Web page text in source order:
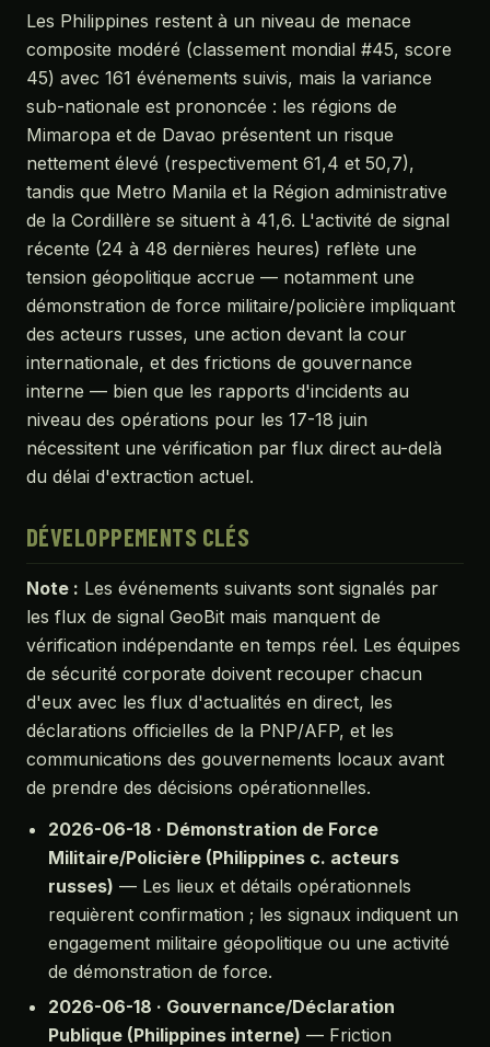
Les Philippines restent à un niveau de menace
composite modéré (classement mondial #45, score
45) avec 161 événements suivis, mais la variance
sub-nationale est prononcée : les régions de
Mimaropa et de Davao présentent un risque
nettement élevé (respectivement 61,4 et 50,7),
tandis que Metro Manila et la Région administrative
de la Cordillère se situent à 41,6. L'activité de signal
récente (24 à 48 dernières heures) reflète une
tension géopolitique accrue — notamment une
démonstration de force militaire/policière impliquant
des acteurs russes, une action devant la cour
internationale, et des frictions de gouvernance
interne — bien que les rapports d'incidents au
niveau des opérations pour les 17-18 juin
nécessitent une vérification par flux direct au-delà
du délai d'extraction actuel.
DÉVELOPPEMENTS CLÉS
Note : Les événements suivants sont signalés par
les flux de signal GeoBit mais manquent de
vérification indépendante en temps réel. Les équipes
de sécurité corporate doivent recouper chacun
d'eux avec les flux d'actualités en direct, les
déclarations officielles de la PNP/AFP, et les
communications des gouvernements locaux avant
de prendre des décisions opérationnelles.
2026-06-18 · Démonstration de Force
Militaire/Policière (Philippines c. acteurs
russes) — Les lieux et détails opérationnels
requièrent confirmation ; les signaux indiquent un
engagement militaire géopolitique ou une activité
de démonstration de force.
2026-06-18 · Gouvernance/Déclaration
Publique (Philippines interne) — Friction